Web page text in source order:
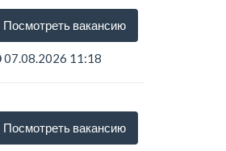
Посмотреть вакансию
07.08.2026 11:18
Посмотреть вакансию